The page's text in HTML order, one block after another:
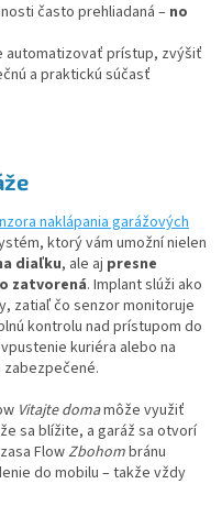
často prehliadaná – no
automatizovať prístup, zvýšiť
a praktickú súčasť
naklápania garážových
ktorý vám umožní nielen
diaľku, ale aj presne
zatvorená. Implant slúži ako
zatiaľ čo senzor monitoruje
kontrolu nad prístupom do
kuriéra alebo na
Vitajte domamôže využiť
sa blížite, a garáž sa otvorí
FlowZbohombránu
do mobilu – takže vždy